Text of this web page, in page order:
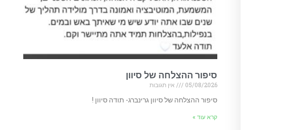
סיפור ההצלחה של סיוון
05/08/2026
אין תגובות
סיפור ההצלחה של סיוון גרינברג- תודה סיוון !
קרא עוד »